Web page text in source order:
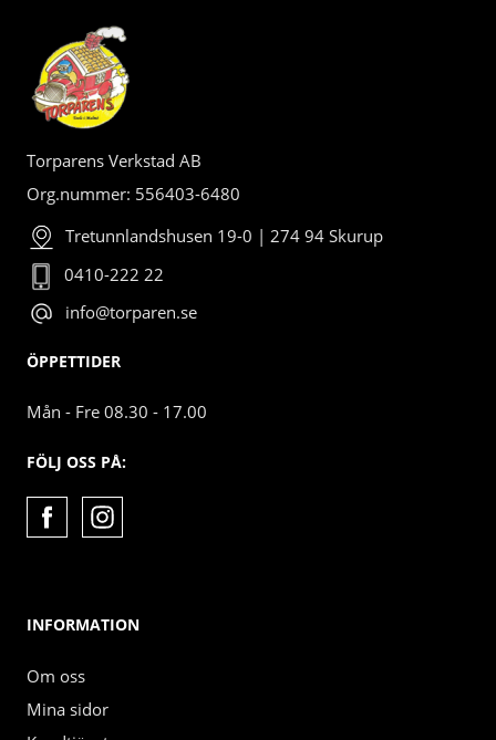
Torparens Verkstad AB
Org.nummer: 556403-6480
Tretunnlandshusen 19-0 | 274 94 Skurup
0410-222 22
info@torparen.se
ÖPPETTIDER
Mån - Fre 08.30 - 17.00
FÖLJ OSS PÅ:
INFORMATION
Om oss
Mina sidor